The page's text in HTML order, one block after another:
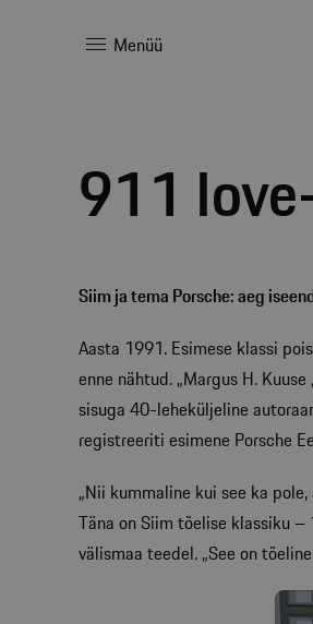
Menüü
911
Siim ja tema Porsche: aeg
Aasta 1991. Esimese klassi
enne nähtud. „Margus H.
sisuga 40-leheküljeline
registreeriti esimene Porsche
„Nii kummaline kui see ka
Täna on Siim tõelise klassiku
välismaa teedel. „See on